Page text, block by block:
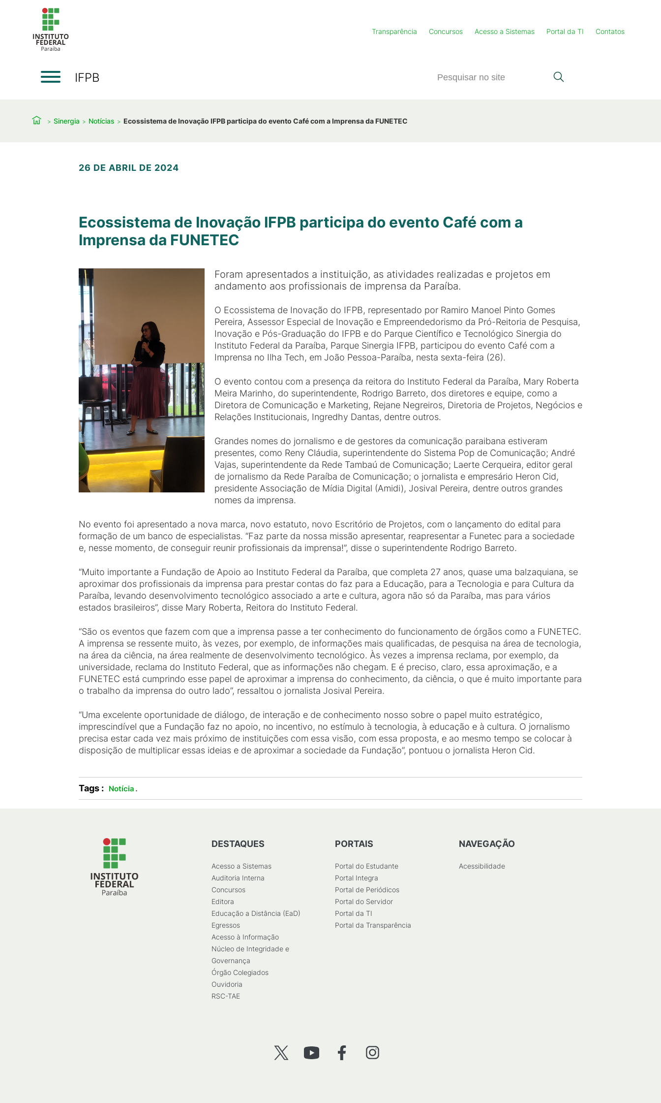
Transparência Concursos Acesso a Sistemas Portal da TI Contatos
IFPB
Sinergia Notícias Ecossistema de Inovação IFPB participa do evento Café com a Imprensa da FUNETEC
26 DE ABRIL DE 2024
Ecossistema de Inovação IFPB participa do evento Café com a
Imprensa da FUNETEC
Foram apresentados a instituição, as atividades realizadas e projetos em
andamento aos profissionais de imprensa da Paraíba.
O Ecossistema de Inovação do IFPB, representado por Ramiro Manoel Pinto Gomes
Pereira, Assessor Especial de Inovação e Empreendedorismo da Pró-Reitoria de Pesquisa,
Inovação e Pós-Graduação do IFPB e do Parque Científico e Tecnológico Sinergia do
Instituto Federal da Paraíba, Parque Sinergia IFPB, participou do evento Café com a
Imprensa no Ilha Tech, em João Pessoa-Paraíba, nesta sexta-feira (26).
O evento contou com a presença da reitora do Instituto Federal da Paraíba, Mary Roberta
Meira Marinho, do superintendente, Rodrigo Barreto, dos diretores e equipe, como a
Diretora de Comunicação e Marketing, Rejane Negreiros, Diretoria de Projetos, Negócios e
Relações Institucionais, Ingredhy Dantas, dentre outros.
Grandes nomes do jornalismo e de gestores da comunicação paraibana estiveram
presentes, como Reny Cláudia, superintendente do Sistema Pop de Comunicação; André
Vajas, superintendente da Rede Tambaú de Comunicação; Laerte Cerqueira, editor geral
de jornalismo da Rede Paraíba de Comunicação; o jornalista e empresário Heron Cid,
presidente Associação de Mídia Digital (Amidi), Josival Pereira, dentre outros grandes
nomes da imprensa.
No evento foi apresentado a nova marca, novo estatuto, novo Escritório de Projetos, com o lançamento do edital para
formação de um banco de especialistas. “Faz parte da nossa missão apresentar, reapresentar a Funetec para a sociedade
e, nesse momento, de conseguir reunir profissionais da imprensa!”, disse o superintendente Rodrigo Barreto.
“Muito importante a Fundação de Apoio ao Instituto Federal da Paraíba, que completa 27 anos, quase uma balzaquiana, se
aproximar dos profissionais da imprensa para prestar contas do faz para a Educação, para a Tecnologia e para Cultura da
Paraíba, levando desenvolvimento tecnológico associado a arte e cultura, agora não só da Paraíba, mas para vários
estados brasileiros”, disse Mary Roberta, Reitora do Instituto Federal.
“São os eventos que fazem com que a imprensa passe a ter conhecimento do funcionamento de órgãos como a FUNETEC.
A imprensa se ressente muito, às vezes, por exemplo, de informações mais qualificadas, de pesquisa na área de tecnologia,
na área da ciência, na área realmente de desenvolvimento tecnológico. Às vezes a imprensa reclama, por exemplo, da
universidade, reclama do Instituto Federal, que as informações não chegam. E é preciso, claro, essa aproximação, e a
FUNETEC está cumprindo esse papel de aproximar a imprensa do conhecimento, da ciência, o que é muito importante para
o trabalho da imprensa do outro lado”, ressaltou o jornalista Josival Pereira.
“Uma excelente oportunidade de diálogo, de interação e de conhecimento nosso sobre o papel muito estratégico,
imprescindível que a Fundação faz no apoio, no incentivo, no estímulo à tecnologia, à educação e à cultura. O jornalismo
precisa estar cada vez mais próximo de instituições com essa visão, com essa proposta, e ao mesmo tempo se colocar à
disposição de multiplicar essas ideias e de aproximar a sociedade da Fundação”, pontuou o jornalista Heron Cid.
Tags : Notícia .
DESTAQUES
Acesso a Sistemas
Auditoria Interna
Concursos
Editora
Educação a Distância (EaD)
Egressos
Acesso à Informação
Núcleo de Integridade e
Governança
Órgão Colegiados
Ouvidoria
RSC-TAE
PORTAIS
Portal do Estudante
Portal Integra
Portal de Periódicos
Portal do Servidor
Portal da TI
Portal da Transparência
NAVEGAÇÃO
Acessibilidade